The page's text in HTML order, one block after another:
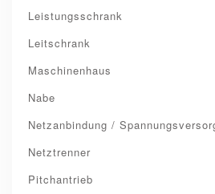
Leistungsschrank
Leitschrank
Maschinenhaus
Nabe
Netzanbindung /
Netztrenner
Pitchantrieb